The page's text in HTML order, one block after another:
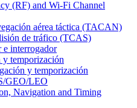
(RF) and Wi-Fi Channel
aérea táctica (TACAN)
de tráfico (TCAS)
e interrogador
y temporización
y temporización
GEO/LEO
Navigation and Timing